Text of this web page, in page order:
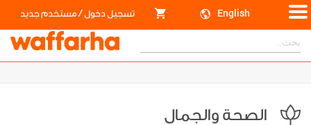
English تسجيل دخول/مستخدم جديد
الصحة والجمال